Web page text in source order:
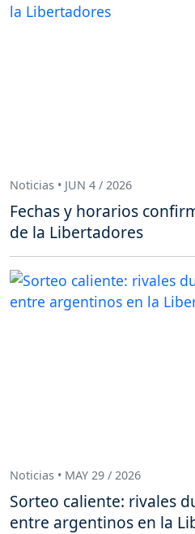
Noticias • JUN 4 / 2026
Fechas y horarios
de la Libertadores
Noticias • MAY 29 / 2026
Sorteo caliente: rivales
entre argentinos en la